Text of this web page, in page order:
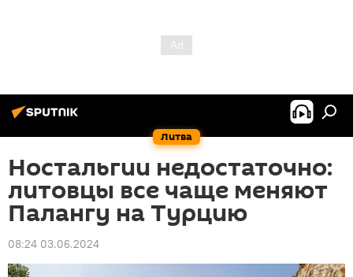
Литва
Ностальгии недостаточно:
литовцы все чаще меняют
Палангу на Турцию
08:24 03.06.2024